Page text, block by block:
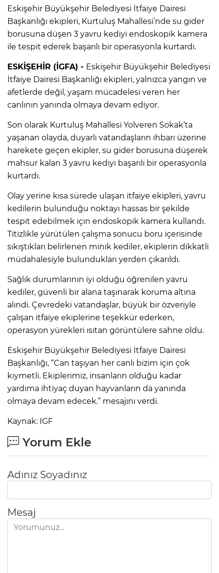
Eskişehir Büyükşehir Belediyesi İtfaiye Dairesi
Başkanlığı ekipleri, Kurtuluş Mahallesi’nde su gider
borusuna düşen 3 yavru kediyi endoskopik kamera
ile tespit ederek başarılı bir operasyonla kurtardı.
ESKİŞEHİR (İGFA) - Eskişehir Büyükşehir Belediyesi
İtfaiye Dairesi Başkanlığı ekipleri, yalnızca yangın ve
afetlerde değil, yaşam mücadelesi veren her
canlının yanında olmaya devam ediyor.
Son olarak Kurtuluş Mahallesi Yolveren Sokak’ta
yaşanan olayda, duyarlı vatandaşların ihbarı üzerine
harekete geçen ekipler, su gider borusuna düşerek
mahsur kalan 3 yavru kediyi başarılı bir operasyonla
kurtardı.
Olay yerine kısa sürede ulaşan itfaiye ekipleri, yavru
kedilerin bulunduğu noktayı hassas bir şekilde
tespit edebilmek için endoskopik kamera kullandı.
Titizlikle yürütülen çalışma sonucu boru içerisinde
sıkıştıkları belirlenen minik kediler, ekiplerin dikkatli
müdahalesiyle bulundukları yerden çıkarıldı.
Sağlık durumlarının iyi olduğu öğrenilen yavru
kediler, güvenli bir alana taşınarak koruma altına
alındı. Çevredeki vatandaşlar, büyük bir özveriyle
çalışan itfaiye ekiplerine teşekkür ederken,
operasyon yürekleri ısıtan görüntülere sahne oldu.
Eskişehir Büyükşehir Belediyesi İtfaiye Dairesi
Başkanlığı, “Can taşıyan her canlı bizim için çok
kıymetli. Ekiplerimiz, insanların olduğu kadar
yardıma ihtiyaç duyan hayvanların da yanında
olmaya devam edecek.” mesajını verdi.
Kaynak: IGF
Yorum Ekle
Adınız Soyadınız
Mesaj